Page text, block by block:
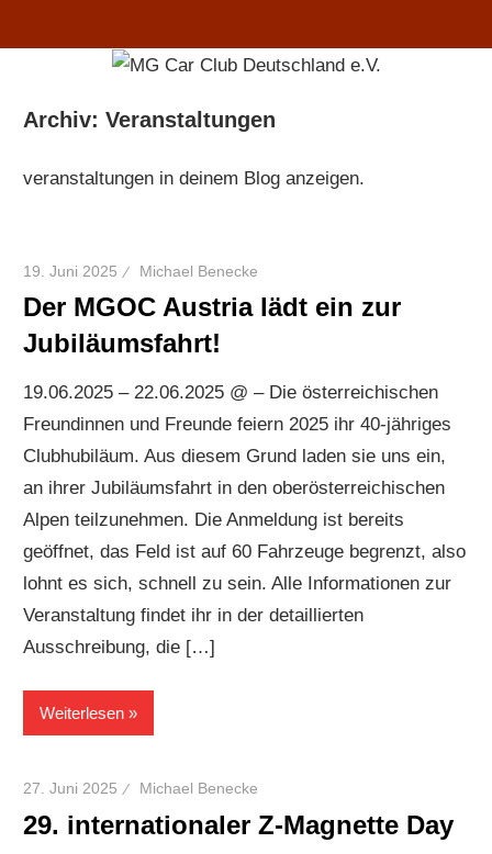
Archiv:Veranstaltungen
veranstaltungen in deinem Blog anzeigen.
19. Juni 2025 Michael Benecke
Der MGOC Austria lädt ein zur
Jubiläumsfahrt!
19.06.2025 – 22.06.2025 @ – Die österreichischen
Freundinnen und Freunde feiern 2025 ihr 40-jähriges
Clubhubiläum. Aus diesem Grund laden sie uns ein,
an ihrer Jubiläumsfahrt in den oberösterreichischen
Alpen teilzunehmen. Die Anmeldung ist bereits
geöffnet, das Feld ist auf 60 Fahrzeuge begrenzt, also
lohnt es sich, schnell zu sein. Alle Informationen zur
Veranstaltung findet ihr in der detaillierten
Ausschreibung, die […]
Weiterlesen
27. Juni 2025 Michael Benecke
29. internationaler Z-Magnette Day